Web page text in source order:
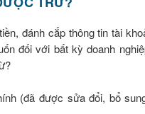
đánh cắp thông tin tài
đối với bất kỳ doanh
(đã được sửa đổi, bổ